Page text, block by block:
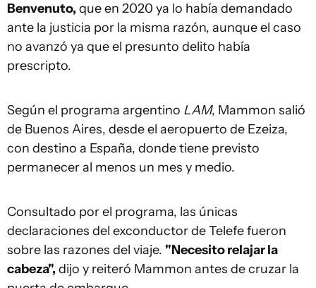
Benvenuto, que en 2020 ya lo había demandado
ante la justicia por la misma razón, aunque el caso
no avanzó ya que el presunto delito había
prescripto.
Según el programa argentino LAM, Mammon salió
de Buenos Aires, desde el aeropuerto de Ezeiza,
con destino a España, donde tiene previsto
permanecer al menos un mes y medio.
Consultado por el programa, las únicas
declaraciones del exconductor de Telefe fueron
sobre las razones del viaje. "Necesito relajar la
cabeza", dijo y reiteró Mammon antes de cruzar la